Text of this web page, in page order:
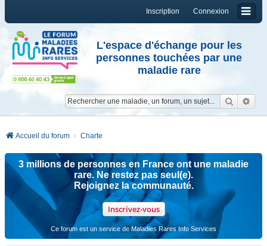
Connexion
Inscription
L'espace d'échange pour les
personnes touchées par une
maladie rare
Accueil du forum Charte
3 millions de personnes en France ont une maladie
rare. Ne restez pas seul(e).
Rejoignez la communauté.
Inscrivez-vous
Ce forum est un service de Maladies Rares Info Services